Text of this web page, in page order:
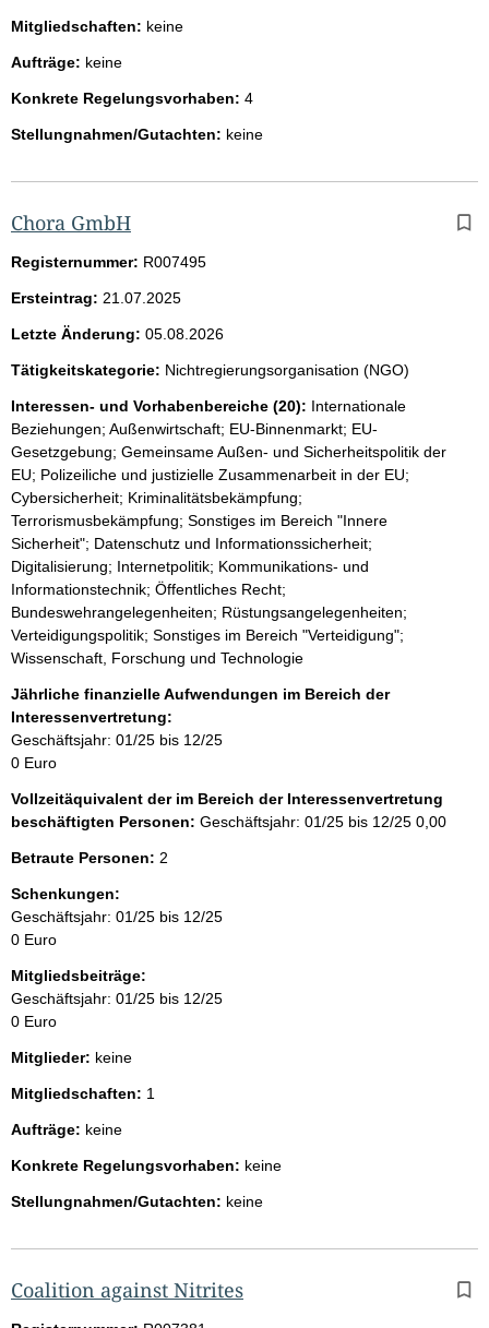
Mitgliedschaften: keine
Aufträge: keine
Konkrete Regelungsvorhaben: 4
Stellungnahmen/Gutachten: keine
Chora GmbH
Registernummer: R007495
Ersteintrag: 21.07.2025
Letzte Änderung: 05.08.2026
Tätigkeitskategorie: Nichtregierungsorganisation (NGO)
Interessen- und Vorhabenbereiche (20): Internationale
Beziehungen; Außenwirtschaft; EU-Binnenmarkt; EU-
Gesetzgebung; Gemeinsame Außen- und Sicherheitspolitik der
EU; Polizeiliche und justizielle Zusammenarbeit in der EU;
Cybersicherheit; Kriminalitätsbekämpfung;
Terrorismusbekämpfung; Sonstiges im Bereich "Innere
Sicherheit"; Datenschutz und Informationssicherheit;
Digitalisierung; Internetpolitik; Kommunikations- und
Informationstechnik; Öffentliches Recht;
Bundeswehrangelegenheiten; Rüstungsangelegenheiten;
Verteidigungspolitik; Sonstiges im Bereich "Verteidigung";
Wissenschaft, Forschung und Technologie
Jährliche finanzielle Aufwendungen im Bereich der
Interessenvertretung:
Geschäftsjahr: 01/25 bis 12/25
0 Euro
Vollzeitäquivalent der im Bereich der Interessenvertretung
beschäftigten Personen: Geschäftsjahr: 01/25 bis 12/25 0,00
Betraute Personen: 2
Schenkungen:
Geschäftsjahr: 01/25 bis 12/25
0 Euro
Mitgliedsbeiträge:
Geschäftsjahr: 01/25 bis 12/25
0 Euro
Mitglieder: keine
Mitgliedschaften: 1
Aufträge: keine
Konkrete Regelungsvorhaben: keine
Stellungnahmen/Gutachten: keine
Coalition against Nitrites